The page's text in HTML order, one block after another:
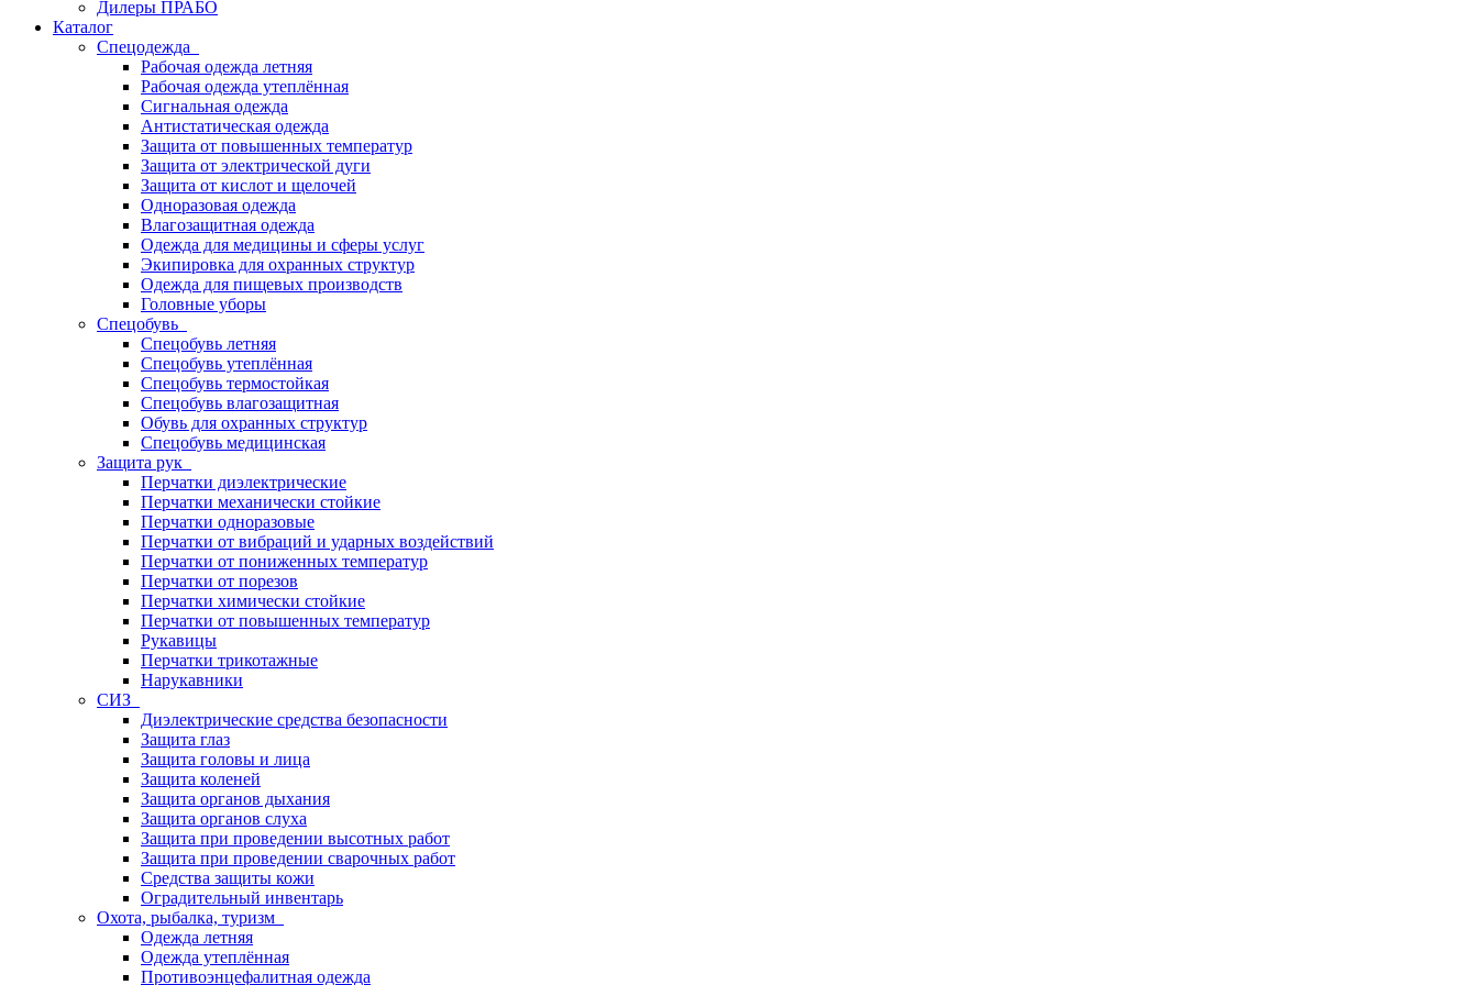
Дилеры ПРАБО
Каталог
Спецодежда
Рабочая одежда летняя
Рабочая одежда утеплённая
Сигнальная одежда
Антистатическая одежда
Защита от повышенных температур
Защита от электрической дуги
Защита от кислот и щелочей
Одноразовая одежда
Влагозащитная одежда
Одежда для медицины и сферы услуг
Экипировка для охранных структур
Одежда для пищевых производств
Головные уборы
Спецобувь
Спецобувь летняя
Спецобувь утеплённая
Спецобувь термостойкая
Спецобувь влагозащитная
Обувь для охранных структур
Спецобувь медицинская
Защита рук
Перчатки диэлектрические
Перчатки механически стойкие
Перчатки одноразовые
Перчатки от вибраций и ударных воздействий
Перчатки от пониженных температур
Перчатки от порезов
Перчатки химически стойкие
Перчатки от повышенных температур
Рукавицы
Перчатки трикотажные
Нарукавники
СИЗ
Диэлектрические средства безопасности
Защита глаз
Защита головы и лица
Защита коленей
Защита органов дыхания
Защита органов слуха
Защита при проведении высотных работ
Защита при проведении сварочных работ
Средства защиты кожи
Оградительный инвентарь
Охота, рыбалка, туризм
Одежда летняя
Одежда утеплённая
Противоэнцефалитная одежда